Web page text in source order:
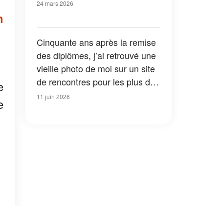
24 mars 2026
Cinquante ans après la remise
des diplômes, j’ai retrouvé une
vieille photo de moi sur un site
de rencontres pour les plus de
60 ans – Mon premier amour
11 juin 2026